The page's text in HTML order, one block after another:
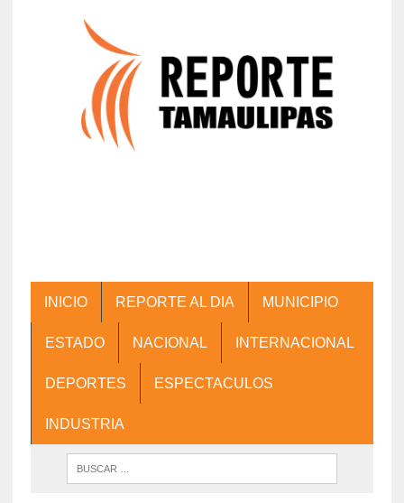
INICIO REPORTE AL DIA MUNICIPIO
ESTADO NACIONAL INTERNACIONAL
DEPORTES ESPECTACULOS
INDUSTRIA